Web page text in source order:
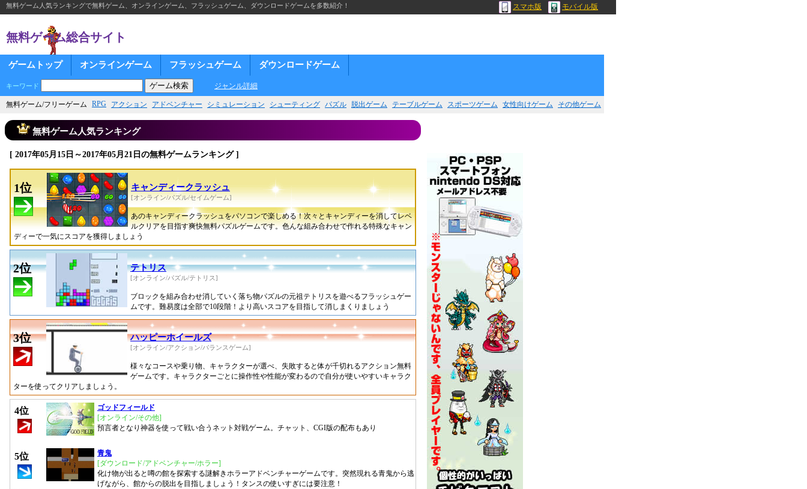
無料ゲーム人気ランキングで無料ゲーム、オンラインゲーム、フラッシュゲーム、ダウンロードゲームを多数紹介！ スマホ版 モバイル版
無料ゲーム総合サイト
ゲームトップ オンラインゲーム フラッシュゲーム ダウンロードゲーム
キーワード ジャンル詳細
無料ゲーム/フリーゲーム RPG アクション アドベンチャー シミュレーション シューティング パズル 脱出ゲーム テーブルゲーム スポーツゲーム 女性向けゲーム その他ゲーム
無料ゲーム人気ランキング
[ 2017年05月15日～2017年05月21日の無料ゲームランキング ]
1位 キャンディークラッシュ
[オンライン/パズル/セイムゲーム]
あのキャンディークラッシュをパソコンで楽しめる！次々とキャンディーを消してレベ
ルクリアを目指す爽快無料パズルゲームです。色んな組み合わせで作れる特殊なキャン
ディーで一気にスコアを獲得しましょう
2位 テトリス
[オンライン/パズル/テトリス]
ブロックを組み合わせ消していく落ち物パズルの元祖テトリスを遊べるフラッシュゲー
ムです。難易度は全部で10段階！より高いスコアを目指して消しまくりましょう
3位 ハッピーホイールズ
[オンライン/アクション/バランスゲーム]
様々なコースや乗り物、キャラクターが選べ、失敗すると体が千切れるアクション無料
ゲームです。キャラクターごとに操作性や性能が変わるので自分が使いやすいキャラク
ターを使ってクリアしましょう。
4位
ゴッドフィールド
[オンライン/その他]
預言者となり神器を使って戦い合うネット対戦ゲーム。チャット、CGI版の配布もあり
5位
青鬼
[ダウンロード/アドベンチャー/ホラー]
化け物が出ると噂の館を探索する謎解きホラーアドベンチャーゲームです。突然現れる青鬼から逃
げながら、館からの脱出を目指しましょう！タンスの使いすぎには要注意！